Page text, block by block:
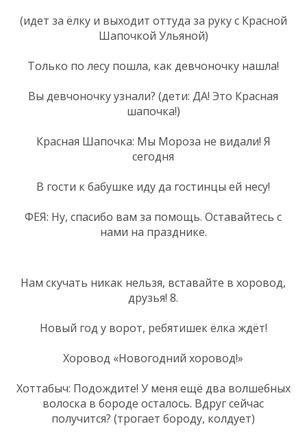
(идет за ёлку и выходит оттуда за руку с Красной
Шапочкой Ульяной)
Только по лесу пошла, как девчоночку нашла!
Вы девчоночку узнали? (дети: ДА! Это Красная
шапочка!)
Красная Шапочка: Мы Мороза не видали! Я
сегодня
В гости к бабушке иду да гостинцы ей несу!
ФЕЯ: Ну, спасибо вам за помощь. Оставайтесь с
нами на празднике.
Нам скучать никак нельзя, вставайте в хоровод,
друзья! 8.
Новый год у ворот, ребятишек ёлка ждёт!
Хоровод «Новогодний хоровод!»
Хоттабыч: Подождите! У меня ещё два волшебных
волоска в бороде осталось. Вдруг сейчас
получится? (трогает бороду, колдует)